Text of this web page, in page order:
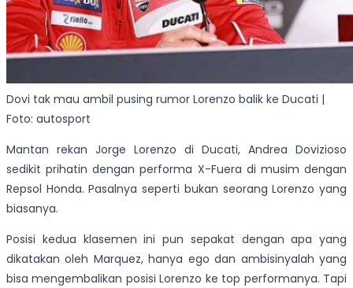
Dovi tak mau ambil pusing rumor Lorenzo balik ke Ducati |
Foto: autosport
Mantan rekan Jorge Lorenzo di Ducati, Andrea Dovizioso
sedikit prihatin dengan performa X-Fuera di musim dengan
Repsol Honda. Pasalnya seperti bukan seorang Lorenzo yang
biasanya.
Posisi kedua klasemen ini pun sepakat dengan apa yang
dikatakan oleh Marquez, hanya ego dan ambisinyalah yang
bisa mengembalikan posisi Lorenzo ke top performanya. Tapi